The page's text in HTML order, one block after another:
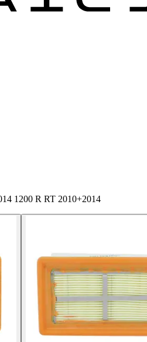
1200 R RT 2010+2014